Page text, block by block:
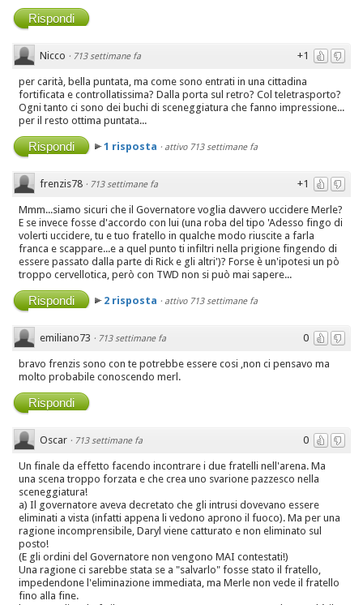
Rispondi
+1
Nicco · 713 settimane fa
per carità, bella puntata, ma come sono entrati in una cittadina
fortificata e controllatissima? Dalla porta sul retro? Col teletrasporto?
Ogni tanto ci sono dei buchi di sceneggiatura che fanno impressione...
per il resto ottima puntata...
Rispondi 1 risposta · attivo 713 settimane fa
+1
frenzis78 · 713 settimane fa
Mmm...siamo sicuri che il Governatore voglia davvero uccidere Merle?
E se invece fosse d'accordo con lui (una roba del tipo 'Adesso fingo di
volerti uccidere, tu e tuo fratello in qualche modo riuscite a farla
franca e scappare...e a quel punto ti infiltri nella prigione fingendo di
essere passato dalla parte di Rick e gli altri')? Forse è un'ipotesi un pò
troppo cervellotica, però con TWD non si può mai sapere...
Rispondi 2 risposta · attivo 713 settimane fa
0
emiliano73 · 713 settimane fa
bravo frenzis sono con te potrebbe essere cosi ,non ci pensavo ma
molto probabile conoscendo merl.
Rispondi
0
Oscar · 713 settimane fa
Un finale da effetto facendo incontrare i due fratelli nell'arena. Ma
una scena troppo forzata e che crea uno svarione pazzesco nella
sceneggiatura!
a) Il governatore aveva decretato che gli intrusi dovevano essere
eliminati a vista (infatti appena li vedono aprono il fuoco). Ma per una
ragione incomprensibile, Daryl viene catturato e non eliminato sul
posto!
(E gli ordini del Governatore non vengono MAI contestati!)
Una ragione ci sarebbe stata se a "salvarlo" fosse stato il fratello,
impedendone l'eliminazione immediata, ma Merle non vede il fratello
fino alla fine.